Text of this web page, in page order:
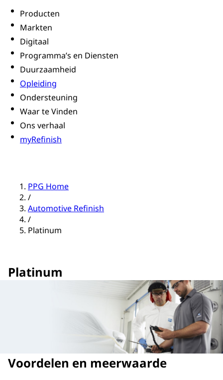
Producten
Markten
Digitaal
Programma’s en Diensten
Duurzaamheid
Opleiding
Ondersteuning
Waar te Vinden
Ons verhaal
myRefinish
PPG Home
/
Automotive Refinish
/
Platinum
Platinum
Voordelen en meerwaarde